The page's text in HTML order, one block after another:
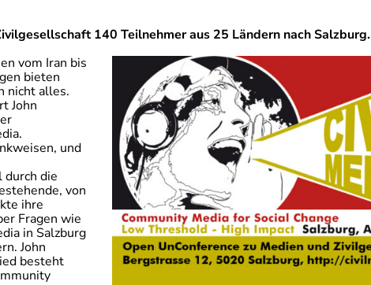
140 Teilnehmer aus 25 Ländern nach Salzburg.
vom Iran bis
bieten
nicht alles.
John
und
durch die
von
ihre
Fragen wie
in Salzburg
John
besteht